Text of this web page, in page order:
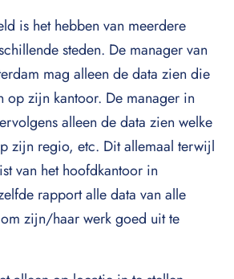
is het hebben van meerdere
steden. De manager van
mag alleen de data zien die
op zijn kantoor. De manager in
alleen de data zien welke
zijn regio, etc. Dit allemaal terwijl
van het hoofdkantoor in
rapport alle data van alle
zijn/haar werk goed uit te